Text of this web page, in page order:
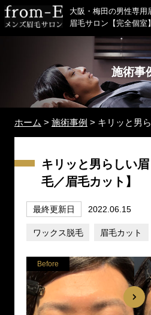
大阪・梅田の男性専用
眉毛サロン【完全個室】
メンズ眉毛サロン「
施術事
ホーム > 施術事例 > キリッと男
キリッと男らしい
毛／眉毛カット】
最終更新日 2022.06.15
ワックス脱毛 眉毛カット